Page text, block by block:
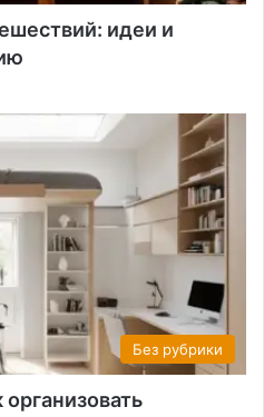
идеи и
Без рубрики